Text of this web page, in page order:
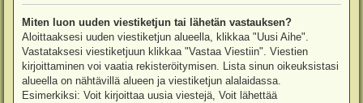
Miten luon uuden viestiketjun tai lähetän vastauksen?
Aloittaaksesi uuden viestiketjun alueella, klikkaa "Uusi Aihe".
Vastataksesi viestiketjuun klikkaa "Vastaa Viestiin". Viestien
kirjoittaminen voi vaatia rekisteröitymisen. Lista sinun oikeuksistasi
alueella on nähtävillä alueen ja viestiketjun alalaidassa.
Esimerkiksi: Voit kirjoittaa uusia viestejä, Voit lähettää